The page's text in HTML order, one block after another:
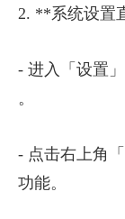
2. **系统设置
- 进入「设置
。
- 点击右上角
功能。